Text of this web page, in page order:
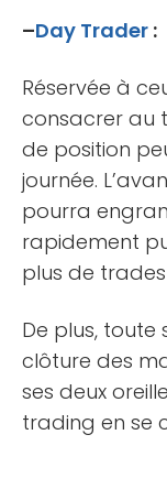
–Day Trader :
Réservée à
consacrer au
de position
journée.
pourra
rapidement
plus de
De plus, toute
clôture des
ses deux
trading en se